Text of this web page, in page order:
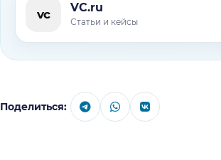
vc VC.ru
Статьи и кейсы
Поделиться: